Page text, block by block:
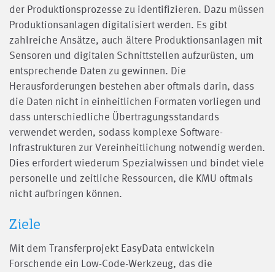
der Produktionsprozesse zu identifizieren. Dazu müssen
Produktionsanlagen digitalisiert werden. Es gibt
zahlreiche Ansätze, auch ältere Produktionsanlagen mit
Sensoren und digitalen Schnittstellen aufzurüsten, um
entsprechende Daten zu gewinnen. Die
Herausforderungen bestehen aber oftmals darin, dass
die Daten nicht in einheitlichen Formaten vorliegen und
dass unterschiedliche Übertragungsstandards
verwendet werden, sodass komplexe Software-
Infrastrukturen zur Vereinheitlichung notwendig werden.
Dies erfordert wiederum Spezialwissen und bindet viele
personelle und zeitliche Ressourcen, die KMU oftmals
nicht aufbringen können.
Ziele
Mit dem Transferprojekt EasyData entwickeln
Forschende ein Low-Code-Werkzeug, das die